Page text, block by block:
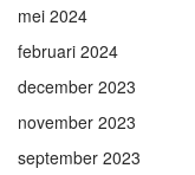
mei 2024
februari 2024
december 2023
november 2023
september 2023